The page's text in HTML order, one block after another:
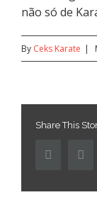
não só de
By Ceks Karate |
Share This
Facebook